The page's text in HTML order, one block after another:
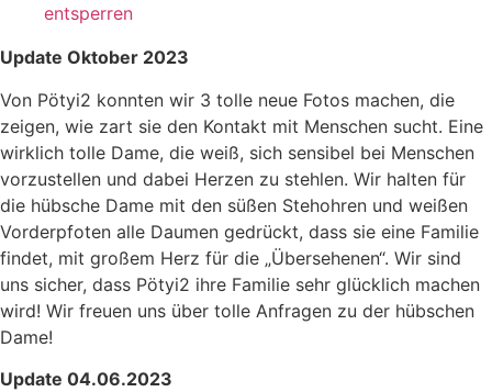
entsperren
Update Oktober 2023
Von Pötyi2 konnten wir 3 tolle neue Fotos machen, die
zeigen, wie zart sie den Kontakt mit Menschen sucht. Eine
wirklich tolle Dame, die weiß, sich sensibel bei Menschen
vorzustellen und dabei Herzen zu stehlen. Wir halten für
die hübsche Dame mit den süßen Stehohren und weißen
Vorderpfoten alle Daumen gedrückt, dass sie eine Familie
findet, mit großem Herz für die „Übersehenen“. Wir sind
uns sicher, dass Pötyi2 ihre Familie sehr glücklich machen
wird! Wir freuen uns über tolle Anfragen zu der hübschen
Dame!
Update 04.06.2023